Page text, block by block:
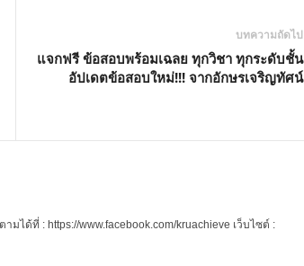
บทความถัดไป
แจกฟรี ข้อสอบพร้อมเฉลย ทุกวิชา ทุกระดับชั้น
อัปเดตข้อสอบใหม่!!! จากอักษรเจริญทัศน์
ได้ที่ : https://www.facebook.com/kruachieve เว็บไซต์ :